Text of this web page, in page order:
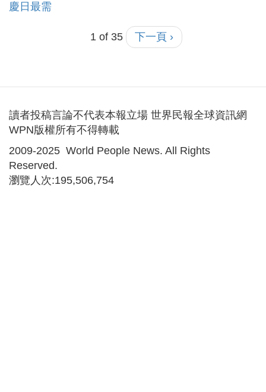
慶日最需
1 of 35 下一頁 ›
讀者投稿言論不代表本報立場 世界民報全球資訊網
WPN版權所有不得轉載
2009-2025 World People News. All Rights
Reserved.
瀏覽人次:195,506,754